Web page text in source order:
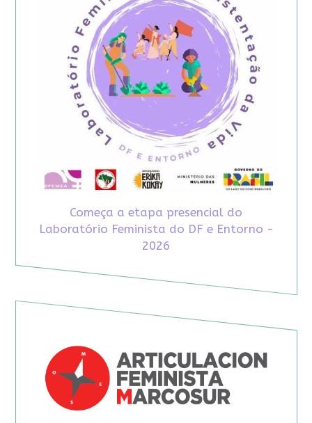
Começa a etapa presencial do
Laboratório Feminista do DF e Entorno -
2026